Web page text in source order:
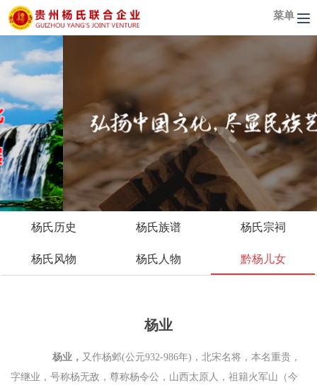
菜单
杨氏历史 杨氏族谱 杨氏宗祠
杨氏风物 杨氏人物 黔杨儿女
杨业
杨业， 又作杨邺(公元932-986年)，北宋名将，本名重贵，
字继业，号称杨无敌，尊称杨令公，山西太原人，祖籍火军山（今